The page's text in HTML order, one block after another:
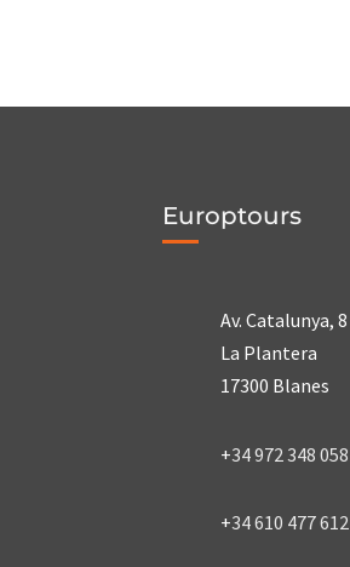
Europtours
Av. Catalunya, 8
La Plantera
17300 Blanes
+34 972 348 058
+34 610 477 612